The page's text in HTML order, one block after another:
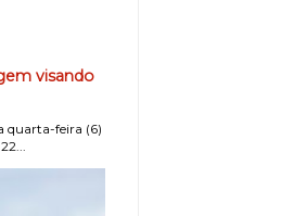
visando
quarta-feira (6)